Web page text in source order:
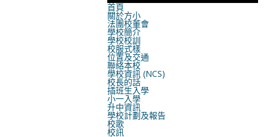
首頁
關於方小
法團校董會
學校簡介
學校校訓
校服式樣
位置及交通
聯絡本校
學校資訊 (NCS)
校長的話
插班生入學
小一入學
升中資訊
學校計劃及報告
校歌
校訊